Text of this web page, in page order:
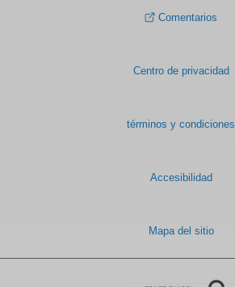
Comentarios
Centro de privacidad
términos y condiciones
Accesibilidad
Mapa del sitio